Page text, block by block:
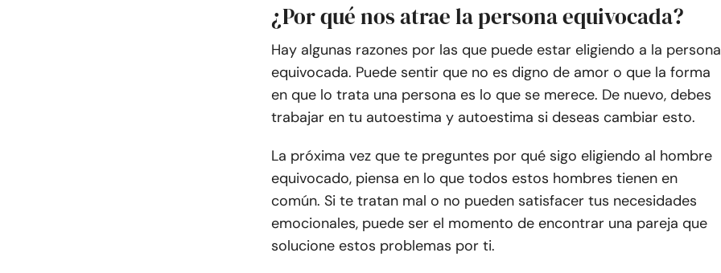
¿Por qué nos atrae la persona equivocada?
Hay algunas razones por las que puede estar eligiendo a la persona
equivocada. Puede sentir que no es digno de amor o que la forma
en que lo trata una persona es lo que se merece. De nuevo, debes
trabajar en tu autoestima y autoestima si deseas cambiar esto.
La próxima vez que te preguntes por qué sigo eligiendo al hombre
equivocado, piensa en lo que todos estos hombres tienen en
común. Si te tratan mal o no pueden satisfacer tus necesidades
emocionales, puede ser el momento de encontrar una pareja que
solucione estos problemas por ti.